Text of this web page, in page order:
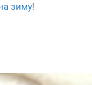
зиму!